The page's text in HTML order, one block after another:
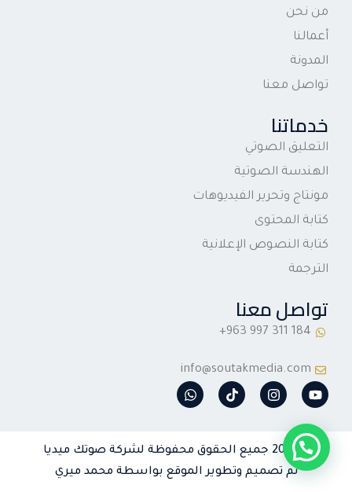
من نحن
أعمالنا
المدونة
تواصل معنا
خدماتنا
التعليق الصوتي
الهندسة الصوتية
مونتاج وتحرير الفيديوهات
كتابة المحتوى
كتابة النصوص الإعلانية
الترجمة
تواصل معنا
info@soutakmedia.com
Y
o
t
u
b
e
I
n
a
g
r
T
i
k
W
h
a
p
p
© 2026 جميع الحقوق محفوظة لشركة صوتك ميديا
تم تصميم وتطوير الموقع بواسطة محمد ميري